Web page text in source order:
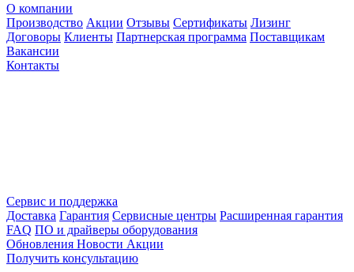
О компании
Производство Акции Отзывы Сертификаты Лизинг
Договоры Клиенты Партнерская программа Поставщикам
Вакансии
Контакты
Сервис и поддержка
Доставка Гарантия Сервисные центры Расширенная гарантия
FAQ ПО и драйверы оборудования
Обновления Новости Акции
Получить консультацию